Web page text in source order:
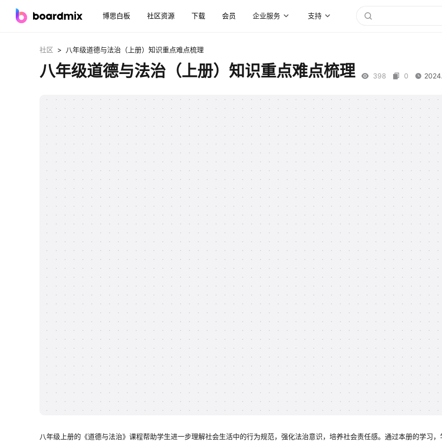
博思白板 社区资源 下载 会员 企业服务 支持
社区 > 八年级道德与法治（上册）知识重点难点梳理
八年级道德与法治（上册）知识重点难点梳理 398 0
八年级上册的《道德与法治》课程帮助学生进一步理解社会生活中的行为规范，强化法治意识，培养社会责任感。通过本册的学习，